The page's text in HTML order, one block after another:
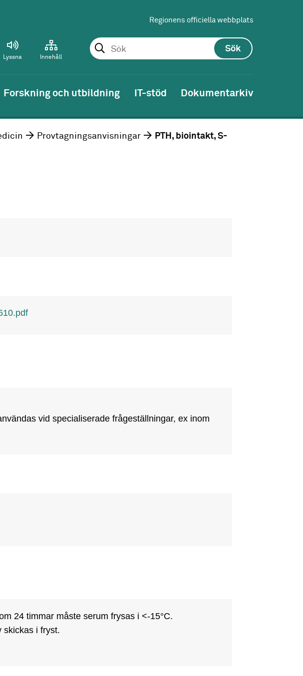
Regionens officiella webbplats
Sök
Lyssna Innehåll
Forskning och utbildning IT-stöd Dokumentarkiv
Provtagningsanvisningar PTH, biointakt, S-
vid specialiserade frågeställningar, ex inom
24 timmar måste serum frysas i <-15°C.
skickas i fryst.